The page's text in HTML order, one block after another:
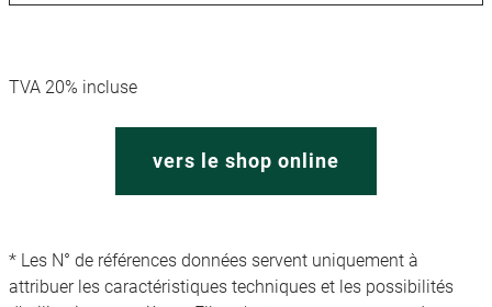
TVA 20% incluse
vers le shop online
* Les N° de références données servent uniquement à
attribuer les caractéristiques techniques et les possibilités